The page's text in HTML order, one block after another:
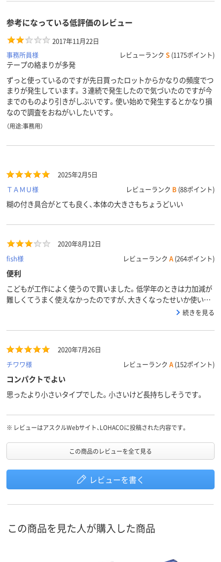
参考になっている低評価のレビュー
2017年11月22日
事務所員様
レビューランク S (1175ポイント)
テープの絡まりが多発
ずっと使っているのですが先日買ったロットからかなりの頻度でつ
まりが発生しています。３連続で発生したので気づいたのですが今
までのものより引きがしぶいです。使い始めで発生するとかなり損
なので調査をおねがいしたいです。
（用途:事務用）
2025年2月5日
ＴＡＭＵ様
レビューランク B (88ポイント)
糊の付き具合がとても良く、本体の大きさもちょうどいい
2020年8月12日
fish様
レビューランク A (264ポイント)
便利
こどもが工作によく使うので買いました。低学年のときは力加減が
難しくてうまく使えなかったのですが、大きくなったせいか使いや
すいのか、最近は上手に使っています。ただあっという間になくな
買うのにな～、と思います。反省。
続きを見る
2020年7月26日
チワワ様
レビューランク A (152ポイント)
コンパクトでよい
思ったより小さいタイプでした。小さいけど長持ちしそうです。
※ レビューはアスクルWebサイト、LOHACOに投稿された内容です。
この商品のレビューを全て見る
レビューを書く
この商品を見た人が購入した商品